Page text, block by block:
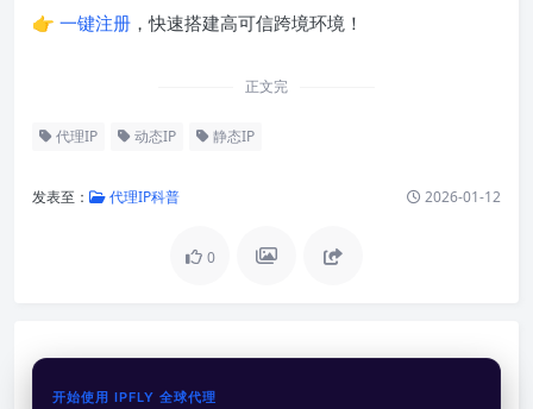
👉 一键注册 ，快速搭建高可信跨境环境！
正文完
代理IP 动态IP 静态IP
发表至： 代理IP科普 2026-01-12
0
开始使用 IPFLY 全球代理